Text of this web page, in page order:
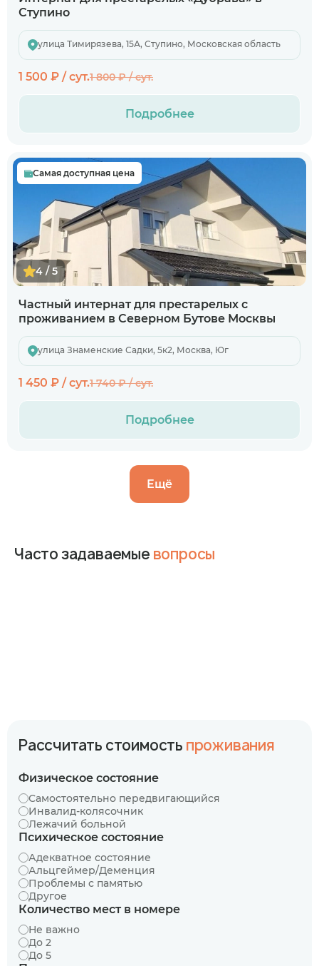
Ступино
улица Тимирязева, 15А, Ступино, Московская область
1 500 ₽ / сут.1 800 ₽ / сут.
Подробнее
Самая доступная цена
4 / 5
Частный интернат для престарелых с
проживанием в Северном Бутове Москвы
улица Знаменские Садки, 5к2, Москва, Юг
1 450 ₽ / сут.1 740 ₽ / сут.
Подробнее
Ещё
Часто задаваемые вопросы
Рассчитать стоимость проживания
Физическое состояние
Самостоятельно передвигающийся
Инвалид-колясочник
Лежачий больной
Психическое состояние
Адекватное состояние
Альцгеймер/Деменция
Проблемы с памятью
Другое
Количество мест в номере
Не важно
До 2
До 5